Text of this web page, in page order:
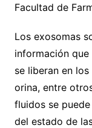
Facultad de
Los exosomas
información
se liberan en
orina, entre
fluidos se
del estado de